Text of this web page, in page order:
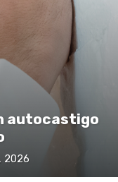
autocastigo
2026